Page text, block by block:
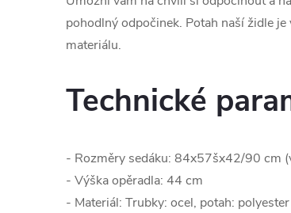
pohodlný odpočinek. Potah naší židle
materiálu.
Technické
- Rozměry sedáku: 84x57šx42/90 cm
- Výška opěradla: 44 cm
- Materiál: Trubky: ocel, potah: polyester